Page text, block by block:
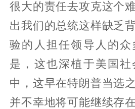
很大的责任去攻克这个
出我们的总统这样缺乏
验的人担任领导人的众
是，这也深植于美国
中，这早在特朗普当选
并不幸地将可能继续存